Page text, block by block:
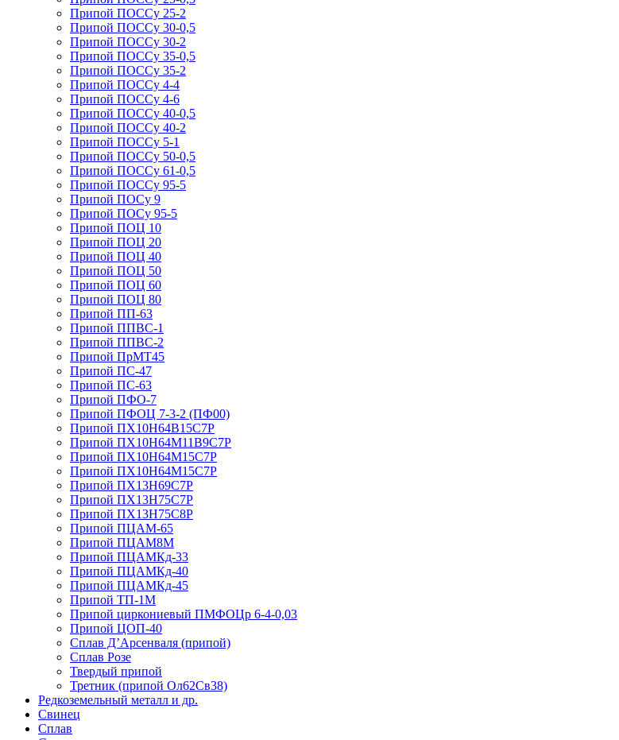
Припой ПОССу 25-2
Припой ПОССу 30-0,5
Припой ПОССу 30-2
Припой ПОССу 35-0,5
Припой ПОССу 35-2
Припой ПОССу 4-4
Припой ПОССу 4-6
Припой ПОССу 40-0,5
Припой ПОССу 40-2
Припой ПОССу 5-1
Припой ПОССу 50-0,5
Припой ПОССу 61-0,5
Припой ПОССу 95-5
Припой ПОСу 9
Припой ПОСу 95-5
Припой ПОЦ 10
Припой ПОЦ 20
Припой ПОЦ 40
Припой ПОЦ 50
Припой ПОЦ 60
Припой ПОЦ 80
Припой ПП-63
Припой ППВС-1
Припой ППВС-2
Припой ПрМТ45
Припой ПС-47
Припой ПС-63
Припой ПФО-7
Припой ПФОЦ 7-3-2 (ПФ00)
Припой ПХ10Н64В15С7Р
Припой ПХ10Н64М11В9С7Р
Припой ПХ10Н64М15С7Р
Припой ПХ10Н64М15С7Р
Припой ПХ13Н69С7Р
Припой ПХ13Н75С7Р
Припой ПХ13Н75С8Р
Припой ПЦАМ-65
Припой ПЦАМ8М
Припой ПЦАМКд-33
Припой ПЦАМКд-40
Припой ПЦАМКд-45
Припой ТП-1М
Припой циркониевый ПМФОЦр 6-4-0,03
Припой ЦОП-40
Сплав Д’Арсенваля (припой)
Сплав Розе
Твердый припой
Третник (припой Ол62Св38)
Редкоземельный металл и др.
Свинец
Сплав